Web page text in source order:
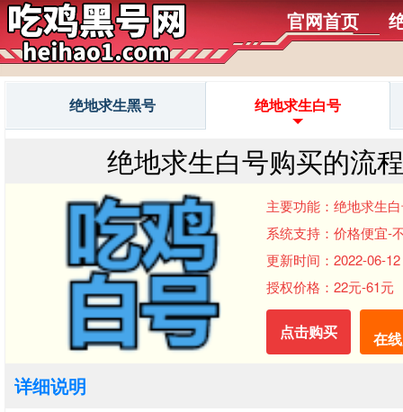
官网首页
绝地求生黑号 绝地求生白号
绝地求生白号购买的流
主要功能：绝地求生
系统支持：价格便宜-
更新时间：2022-06-
授权价格：22元-61元
点击购买 在
详细说明